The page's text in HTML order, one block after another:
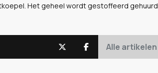
Het geheel wordt gestoffeerd gehuurd.
Alle artikelen